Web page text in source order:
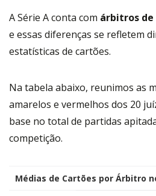
A Série A conta com árbitros
e essas diferenças se refletem
estatísticas de cartões.
Na tabela abaixo, reunimos as
amarelos e vermelhos dos 20
base no total de partidas
competição.
Médias de Cartões por Árbitro